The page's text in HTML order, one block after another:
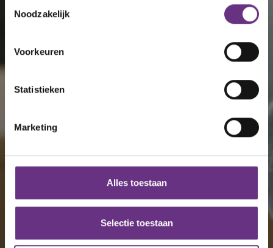
Informatie verzamelen over uw geografische
Uw apparaat identificeren door het actief te
scannen op specifieke eigenschappen (fingerprinting)
verwerkt en stel uw voorkeuren in het
detailgedeelte in.
en om ons websiteverkeer te analyseren. Ook delen we
partners voor social media, adverteren en analyse. Deze
partners kunnen deze gegevens combineren met andere
Noodzakelijk
Voorkeuren
Statistieken
Marketing
Alles toestaan
Selectie toestaan